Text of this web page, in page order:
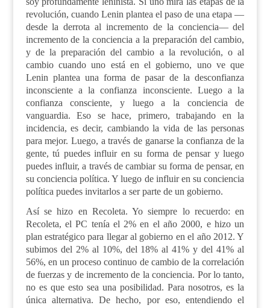
revolución, cuando Lenin plantea el paso de una etapa —
desde la derrota al incremento de la conciencia— del
incremento de la conciencia a la preparación del cambio,
y de la preparación del cambio a la revolución, o al
cambio cuando uno está en el gobierno, uno ve que
Lenin plantea una forma de pasar de la desconfianza
inconsciente a la confianza inconsciente. Luego a la
confianza consciente, y luego a la conciencia de
vanguardia. Eso se hace, primero, trabajando en la
incidencia, es decir, cambiando la vida de las personas
para mejor. Luego, a través de ganarse la confianza de la
gente, tú puedes influir en su forma de pensar y luego
puedes influir, a través de cambiar su forma de pensar, en
su conciencia política. Y luego de influir en su conciencia
política puedes invitarlos a ser parte de un gobierno.
Así se hizo en Recoleta. Yo siempre lo recuerdo: en
Recoleta, el PC tenía el 2% en el año 2000, e hizo un
plan estratégico para llegar al gobierno en el año 2012. Y
subimos del 2% al 10%, del 18% al 41% y del 41% al
56%, en un proceso continuo de cambio de la correlación
de fuerzas y de incremento de la conciencia. Por lo tanto,
no es que esto sea una posibilidad. Para nosotros, es la
única alternativa. De hecho, por eso, entendiendo el